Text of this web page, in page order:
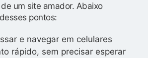
um site amador. Abaixo
pontos:
e navegar em celulares
rápido, sem precisar esperar